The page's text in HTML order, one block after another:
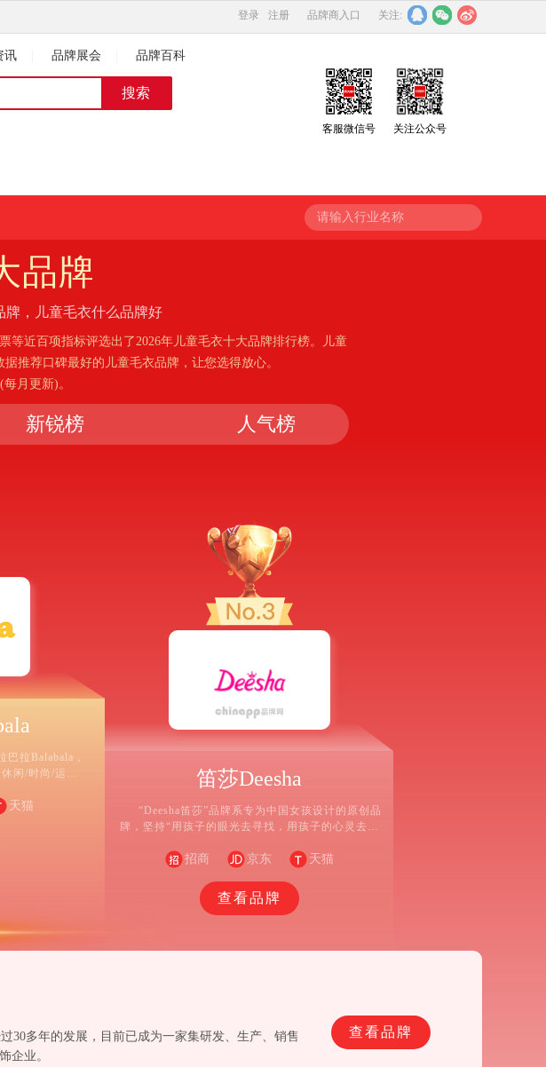
登录 注册 品牌商入口 关注:
讯 品牌展会 品牌百科
客服微信号 关注公众号
请输入行业名称
品牌
牌，儿童毛衣什么品牌好
等近百项指标评选出了2026年儿童毛衣十大品牌排行榜。儿童
推荐口碑最好的儿童毛衣品牌，让您选得放心。
月更新)。
新锐榜 人气榜
拉Balabala，
闲/时尚/运动/
天猫
笛莎Deesha
“Deesha笛莎”品牌系专为中国女孩设计的原创品
牌，坚持“用孩子的眼光去寻找，用孩子的心灵去体
护化为设计灵感，结合时尚流行元素，打造专属女孩
招商 京东 天猫
查看品牌
30多年的发展，目前已成为一家集研发、生产、销售
企业。
查看品牌